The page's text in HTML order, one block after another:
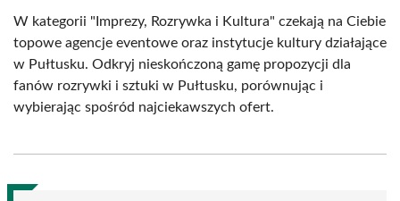
W kategorii "Imprezy, Rozrywka i Kultura" czekają na Ciebie
topowe agencje eventowe oraz instytucje kultury działające
w Pułtusku. Odkryj nieskończoną gamę propozycji dla
fanów rozrywki i sztuki w Pułtusku, porównując i
wybierając spośród najciekawszych ofert.